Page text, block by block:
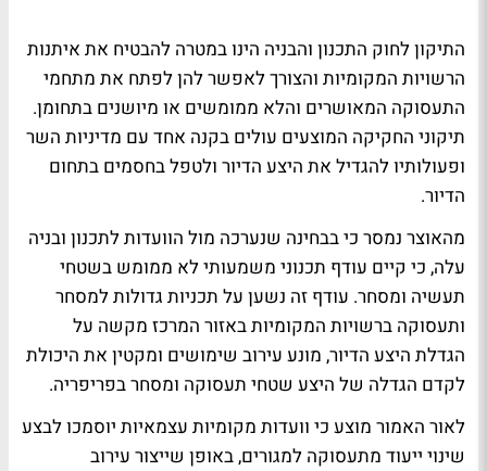
התיקון לחוק התכנון והבניה הינו במטרה להבטיח את איתנות
הרשויות המקומיות והצורך לאפשר להן לפתח את מתחמי
התעסוקה המאושרים והלא ממומשים או מיושנים בתחומן.
תיקוני החקיקה המוצעים עולים בקנה אחד עם מדיניות השר
ופעולותיו להגדיל את היצע הדיור ולטפל בחסמים בתחום
הדיור.
מהאוצר נמסר כי בבחינה שנערכה מול הוועדות לתכנון ובניה
עלה, כי קיים עודף תכנוני משמעותי לא ממומש בשטחי
תעשיה ומסחר. עודף זה נשען על תכניות גדולות למסחר
ותעסוקה ברשויות המקומיות באזור המרכז מקשה על
הגדלת היצע הדיור, מונע עירוב שימושים ומקטין את היכולת
לקדם הגדלה של היצע שטחי תעסוקה ומסחר בפריפריה.
לאור האמור מוצע כי וועדות מקומיות עצמאיות יוסמכו לבצע
שינוי ייעוד מתעסוקה למגורים, באופן שייצור עירוב